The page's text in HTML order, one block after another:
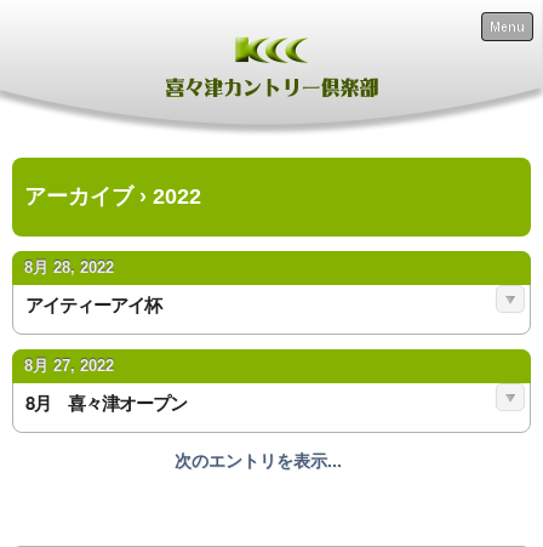
Menu
アーカイブ › 2022
8月 28, 2022
アイティーアイ杯
8月 27, 2022
8月 喜々津オープン
次のエントリを表示...